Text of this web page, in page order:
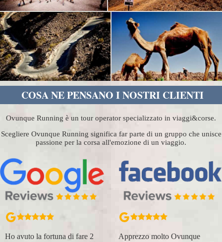
COSA NE PENSANO I NOSTRI CLIENTI
Ovunque Running è un tour operator specializzato in viaggi&corse.
Scegliere Ovunque Running significa far parte di un gruppo che unisce
passione per la corsa all'emozione di un viaggio.
Ho avuto la fortuna di fare 2
Apprezzo molto Ovunque